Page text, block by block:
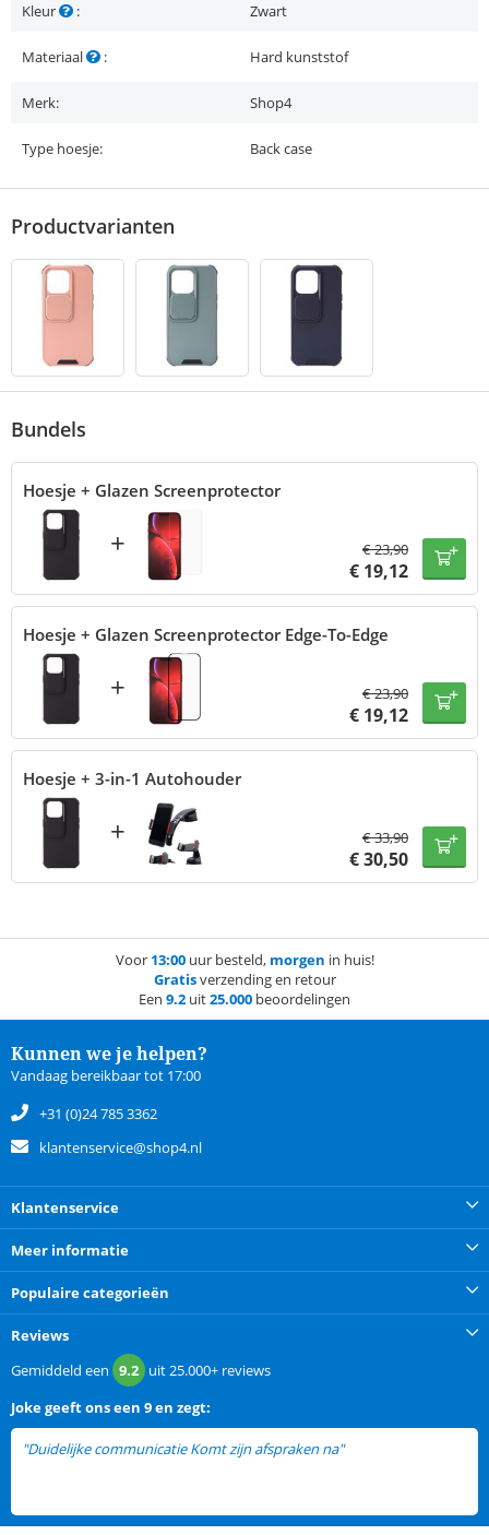
Kleur : Zwart
Materiaal : Hard kunststof
Merk: Shop4
Type hoesje: Back case
Productvarianten
Bundels
Hoesje + Glazen Screenprotector
+ €23,90
€ 19,12
Hoesje + Glazen Screenprotector Edge-To-Edge
+ €23,90
€ 19,12
Hoesje + 3-in-1 Autohouder
+ €33,90
€30,50
Voor 13:00uur besteld, morgen in huis!
Gratisverzending en retour
Een 9.2 uit25.000 beoordelingen
Kunnen we je helpen?
Vandaag bereikbaar tot 17:00
+31 (0)24 785 3362
klantenservice@shop4.nl
Klantenservice
Meer informatie
Populaire categorieën
Reviews
Gemiddeld een 9.2 uit25.000+ reviews
Jokegeeft ons een 9 en zegt:
"Duidelijke communicatie Komt zijn afspraken na"